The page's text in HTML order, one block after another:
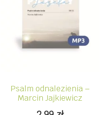
Psalm odnalezienia –
Marcin Jajkiewicz